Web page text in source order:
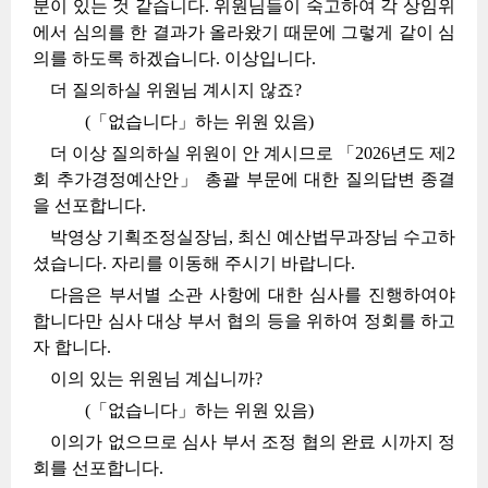
분이 있는 것 같습니다. 위원님들이 숙고하여 각 상임위
에서 심의를 한 결과가 올라왔기 때문에 그렇게 같이 심
의를 하도록 하겠습니다. 이상입니다.
더 질의하실 위원님 계시지 않죠?
(「없습니다」하는 위원 있음)
더 이상 질의하실 위원이 안 계시므로 「2026년도 제2
회 추가경정예산안」 총괄 부문에 대한 질의답변 종결
을 선포합니다.
박영상 기획조정실장님, 최신 예산법무과장님 수고하
셨습니다. 자리를 이동해 주시기 바랍니다.
다음은 부서별 소관 사항에 대한 심사를 진행하여야
합니다만 심사 대상 부서 협의 등을 위하여 정회를 하고
자 합니다.
이의 있는 위원님 계십니까?
(「없습니다」하는 위원 있음)
이의가 없으므로 심사 부서 조정 협의 완료 시까지 정
회를 선포합니다.